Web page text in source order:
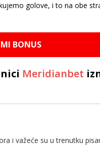
golove, i to na obe
BONUS
Meridianbet
i važeće su u trenutku